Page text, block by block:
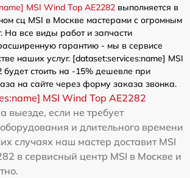
MSI Wind Top AE2282 выполняется в
сц MSI в Москве мастерами с огромным
На все виды работ и запчасти
гарантию - мы в сервисе
наших услуг. [dataset:services:name] MSI
будет стоить на -15% дешевле при
на сайте через форму заказа звонка.
MSI Wind Top AE2282
выезде, если не требует
и длительного времени
случаях наш мастер доставит MSI
в сервисный центр MSI в Москве и